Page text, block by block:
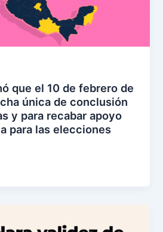
que el 10 de febrero de
única de conclusión
y para recabar apoyo
para las elecciones